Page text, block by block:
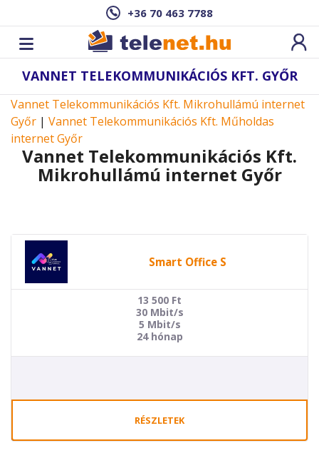
+36 70 463 7788
VANNET TELEKOMMUNIKÁCIÓS KFT. GYŐR
Vannet Telekommunikációs Kft. Mikrohullámú internet
Győr | Vannet Telekommunikációs Kft. Műholdas
internet Győr
Vannet Telekommunikációs Kft.
Mikrohullámú internet Győr
Smart Office S
13 500 Ft
30 Mbit/s
5 Mbit/s
24 hónap
RÉSZLETEK